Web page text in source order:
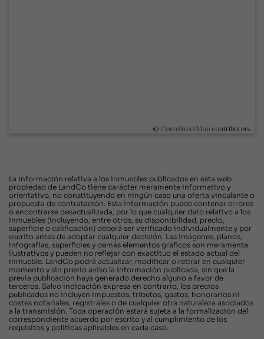
© OpenStreetMap contributors.
La información relativa a los inmuebles publicados en esta web
propiedad de LandCo tiene carácter meramente informativo y
orientativo, no constituyendo en ningún caso una oferta vinculante o
propuesta de contratación. Esta información puede contener errores
o encontrarse desactualizada, por lo que cualquier dato relativo a los
inmuebles (incluyendo, entre otros, su disponibilidad, precio,
superficie o calificación) deberá ser verificado individualmente y por
escrito antes de adoptar cualquier decisión. Las imágenes, planos,
infografías, superficies y demás elementos gráficos son meramente
ilustrativos y pueden no reflejar con exactitud el estado actual del
inmueble. LandCo podrá actualizar, modificar o retirar en cualquier
momento y sin previo aviso la información publicada, sin que la
previa publicación haya generado derecho alguno a favor de
terceros. Salvo indicación expresa en contrario, los precios
publicados no incluyen impuestos, tributos, gastos, honorarios ni
costes notariales, registrales o de cualquier otra naturaleza asociados
a la transmisión. Toda operación estará sujeta a la formalización del
correspondiente acuerdo por escrito y al cumplimiento de los
requisitos y políticas aplicables en cada caso.